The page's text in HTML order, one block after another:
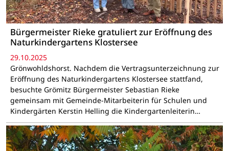
Bürgermeister Rieke gratuliert zur Eröffnung des
Naturkindergartens Klostersee
29.10.2025
Grönwohldshorst. Nachdem die Vertragsunterzeichnung zur
Eröffnung des Naturkindergartens Klostersee stattfand,
besuchte Grömitz Bürgermeister Sebastian Rieke
gemeinsam mit Gemeinde-Mitarbeiterin für Schulen und
Kindergärten Kerstin Helling die Kindergartenleiterin…